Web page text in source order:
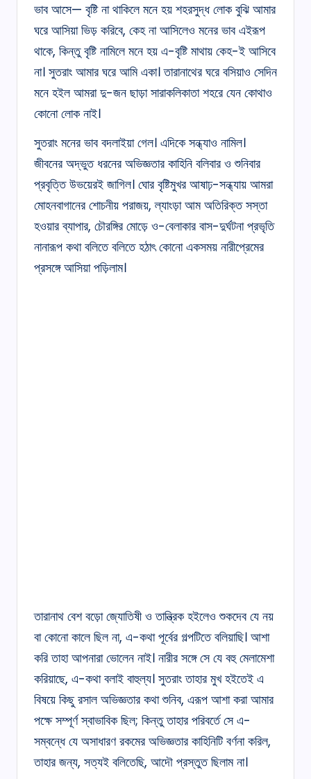
ভাব আসে— বৃষ্টি না থাকিলে মনে হয় শহরসুদ্ধ লোক বুঝি আমার
ঘরে আসিয়া ভিড় করিবে, কেহ না আসিলেও মনের ভাব এইরূপ
থাকে, কিন্তু বৃষ্টি নামিলে মনে হয় এ-বৃষ্টি মাথায় কেহ-ই আসিবে
না। সুতরাং আমার ঘরে আমি একা। তারানাথের ঘরে বসিয়াও সেদিন
মনে হইল আমরা দু-জন ছাড়া সারাকলিকাতা শহরে যেন কোথাও
কোনো লোক নাই।
সুতরাং মনের ভাব বদলাইয়া গেল। এদিকে সন্ধ্যাও নামিল।
জীবনের অদ্ভুত ধরনের অভিজ্ঞতার কাহিনি বলিবার ও শুনিবার
প্রবৃত্তি উভয়েরই জাগিল। ঘোর বৃষ্টিমুখর আষাঢ়-সন্ধ্যায় আমরা
মোহনবাগানের শোচনীয় পরাজয়, ল্যাংড়া আম অতিরিক্ত সস্তা
হওয়ার ব্যাপার, চৌরঙ্গির মোড়ে ও-বেলাকার বাস-দুর্ঘটনা প্রভৃতি
নানারূপ কথা বলিতে বলিতে হঠাৎ কোনো একসময় নারীপ্রেমের
প্রসঙ্গে আসিয়া পড়িলাম।
তারানাথ বেশ বড়ো জ্যোতিষী ও তান্ত্রিক হইলেও শুকদেব যে নয়
বা কোনো কালে ছিল না, এ-কথা পূর্বের গল্পটিতে বলিয়াছি। আশা
করি তাহা আপনারা ভোলেন নাই। নারীর সঙ্গে সে যে বহু মেলামেশা
করিয়াছে, এ-কথা বলাই বাহুল্য। সুতরাং তাহার মুখ হইতেই এ
বিষয়ে কিছু রসাল অভিজ্ঞতার কথা শুনিব, এরূপ আশা করা আমার
পক্ষে সম্পূর্ণ স্বাভাবিক ছিল; কিন্তু তাহার পরিবর্তে সে এ-
সম্বন্ধে যে অসাধারণ রকমের অভিজ্ঞতার কাহিনিটি বর্ণনা করিল,
তাহার জন্য, সত্যই বলিতেছি, আদৌ প্রস্তুত ছিলাম না।